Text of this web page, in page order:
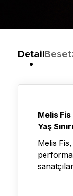
Detail
Melis
Yaş
Melis